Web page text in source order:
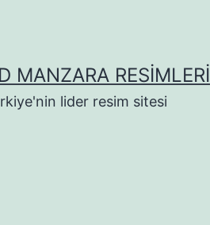
MANZARA RESIMLERI
lider resim sitesi